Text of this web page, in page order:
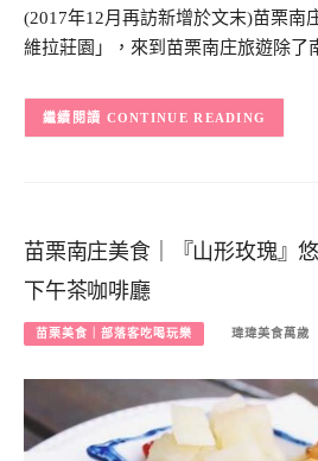
(2017年12月再訪新增於文末)苗栗南
維拉莊園」，來到苗栗南庄旅遊除
CONTINUE READING
苗栗南庄美食｜『山形玫瑰』
下午茶咖啡廳
苗栗美食｜部落客吃喝玩樂 瑋瑋美食萬歲